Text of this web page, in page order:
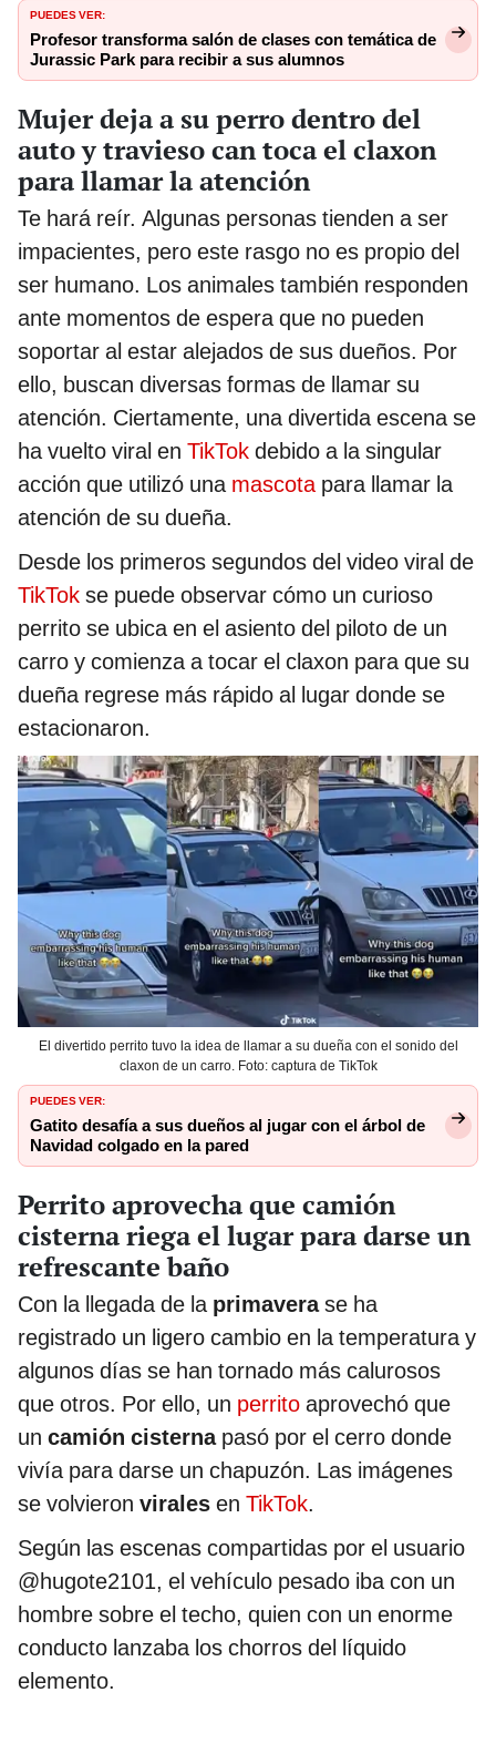
PUEDES VER:
Profesor transforma salón de clases con temática de
Jurassic Park para recibir a sus alumnos
Mujer deja a su perro dentro del
auto y travieso can toca el claxon
para llamar la atención
Te hará reír. Algunas personas tienden a ser
impacientes, pero este rasgo no es propio del
ser humano. Los animales también responden
ante momentos de espera que no pueden
soportar al estar alejados de sus dueños. Por
ello, buscan diversas formas de llamar su
atención. Ciertamente, una divertida escena se
ha vuelto viral en TikTok debido a la singular
acción que utilizó una mascotapara llamar la
atención de su dueña.
Desde los primeros segundos del video viral de
TikTok se puede observar cómo un curioso
perrito se ubica en el asiento del piloto de un
carro y comienza a tocar el claxon para que su
dueña regrese más rápido al lugar donde se
estacionaron.
El divertido perrito tuvo la idea de llamar a su dueña con el sonido del
claxon de un carro. Foto: captura de TikTok
PUEDES VER:
Gatito desafía a sus dueños al jugar con el árbol de
Navidad colgado en la pared
Perrito aprovecha que camión
cisterna riega el lugar para darse un
refrescante baño
Con la llegada de la primaverase ha
registrado un ligero cambio en la temperatura y
algunos días se han tornado más calurosos
que otros. Por ello, un perrito aprovechó que
un camión cisternapasó por el cerro donde
vivía para darse un chapuzón. Las imágenes
se volvieron virales en TikTok.
Según las escenas compartidas por el usuario
@hugote2101, el vehículo pesado iba con un
hombre sobre el techo, quien con un enorme
conducto lanzaba los chorros del líquido
elemento.